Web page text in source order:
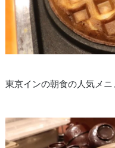
東京インの朝食の人気メニ